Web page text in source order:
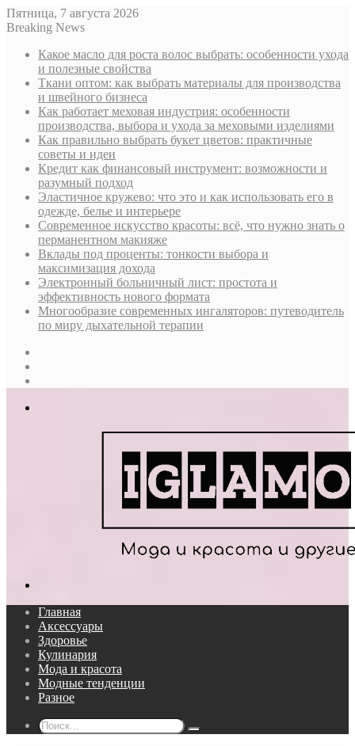
Пятница, 7 августа 2026
Breaking News
Какое масло для роста волос выбрать: особенности ухода
и полезные свойства
Ткани оптом: как выбрать материалы для производства
и швейного бизнеса
Как работает меховая индустрия: особенности
производства, выбора и ухода за меховыми изделиями
Как правильно выбрать букет цветов: практичные
советы и идеи
Кредит как финансовый инструмент: возможности и
разумный подход
Эластичное кружево: что это и как использовать его в
одежде, белье и интерьере
Современное искусство красоты: всё, что нужно знать о
перманентном макияже
Вклады под проценты: тонкости выбора и
максимизация дохода
Электронный больничный лист: простота и
эффективность нового формата
Многообразие современных ингаляторов: путеводитель
по миру дыхательной терапии
Главная
Аксессуары
Здоровье
Кулинария
Мода и красота
Модные тенденции
Разное
Поиск...